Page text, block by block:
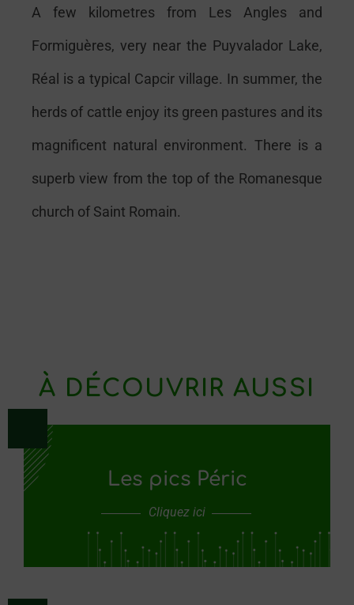
A few kilometres from Les Angles and
Formiguères, very near the Puyvalador Lake,
Réal is a typical Capcir village. In summer, the
herds of cattle enjoy its green pastures and its
magnificent natural environment. There is a
superb view from the top of the Romanesque
church of Saint Romain.
À DÉCOUVRIR AUSSI
Les pics Péric
Cliquez ici